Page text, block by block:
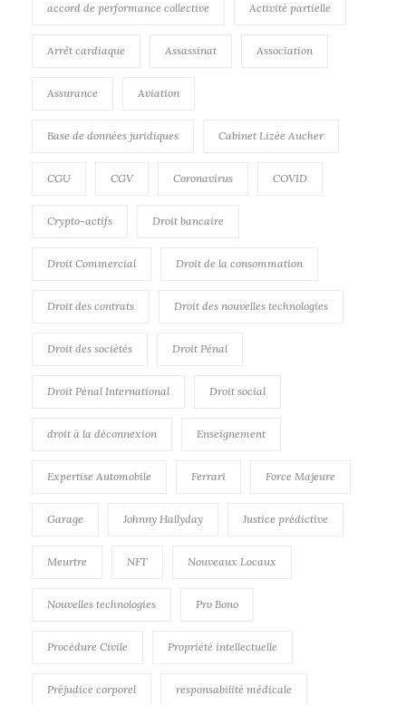
accord de performance collective Activité partielle
Arrêt cardiaque Assassinat Association
Assurance Aviation
Base de données juridiques Cabinet Lizée Aucher
CGU CGV Coronavirus COVID
Crypto-actifs Droit bancaire
Droit Commercial Droit de la consommation
Droit des contrats Droit des nouvelles technologies
Droit des sociétés Droit Pénal
Droit Pénal International Droit social
droit à la déconnexion Enseignement
Expertise Automobile Ferrari Force Majeure
Garage Johnny Hallyday Justice prédictive
Meurtre NFT Nouveaux Locaux
Nouvelles technologies Pro Bono
Procédure Civile Propriété intellectuelle
Préjudice corporel responsabilité médicale